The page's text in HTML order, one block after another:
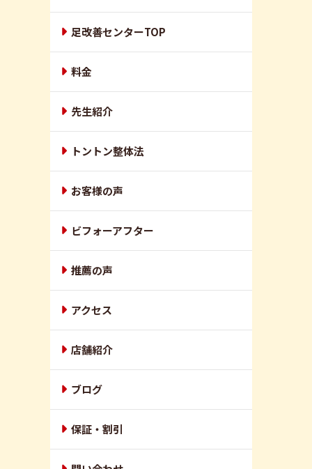
足改善センターTOP
料金
先生紹介
トントン整体法
お客様の声
ビフォーアフター
推薦の声
アクセス
店舗紹介
ブログ
保証・割引